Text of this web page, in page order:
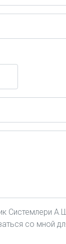
Системлери
со мной